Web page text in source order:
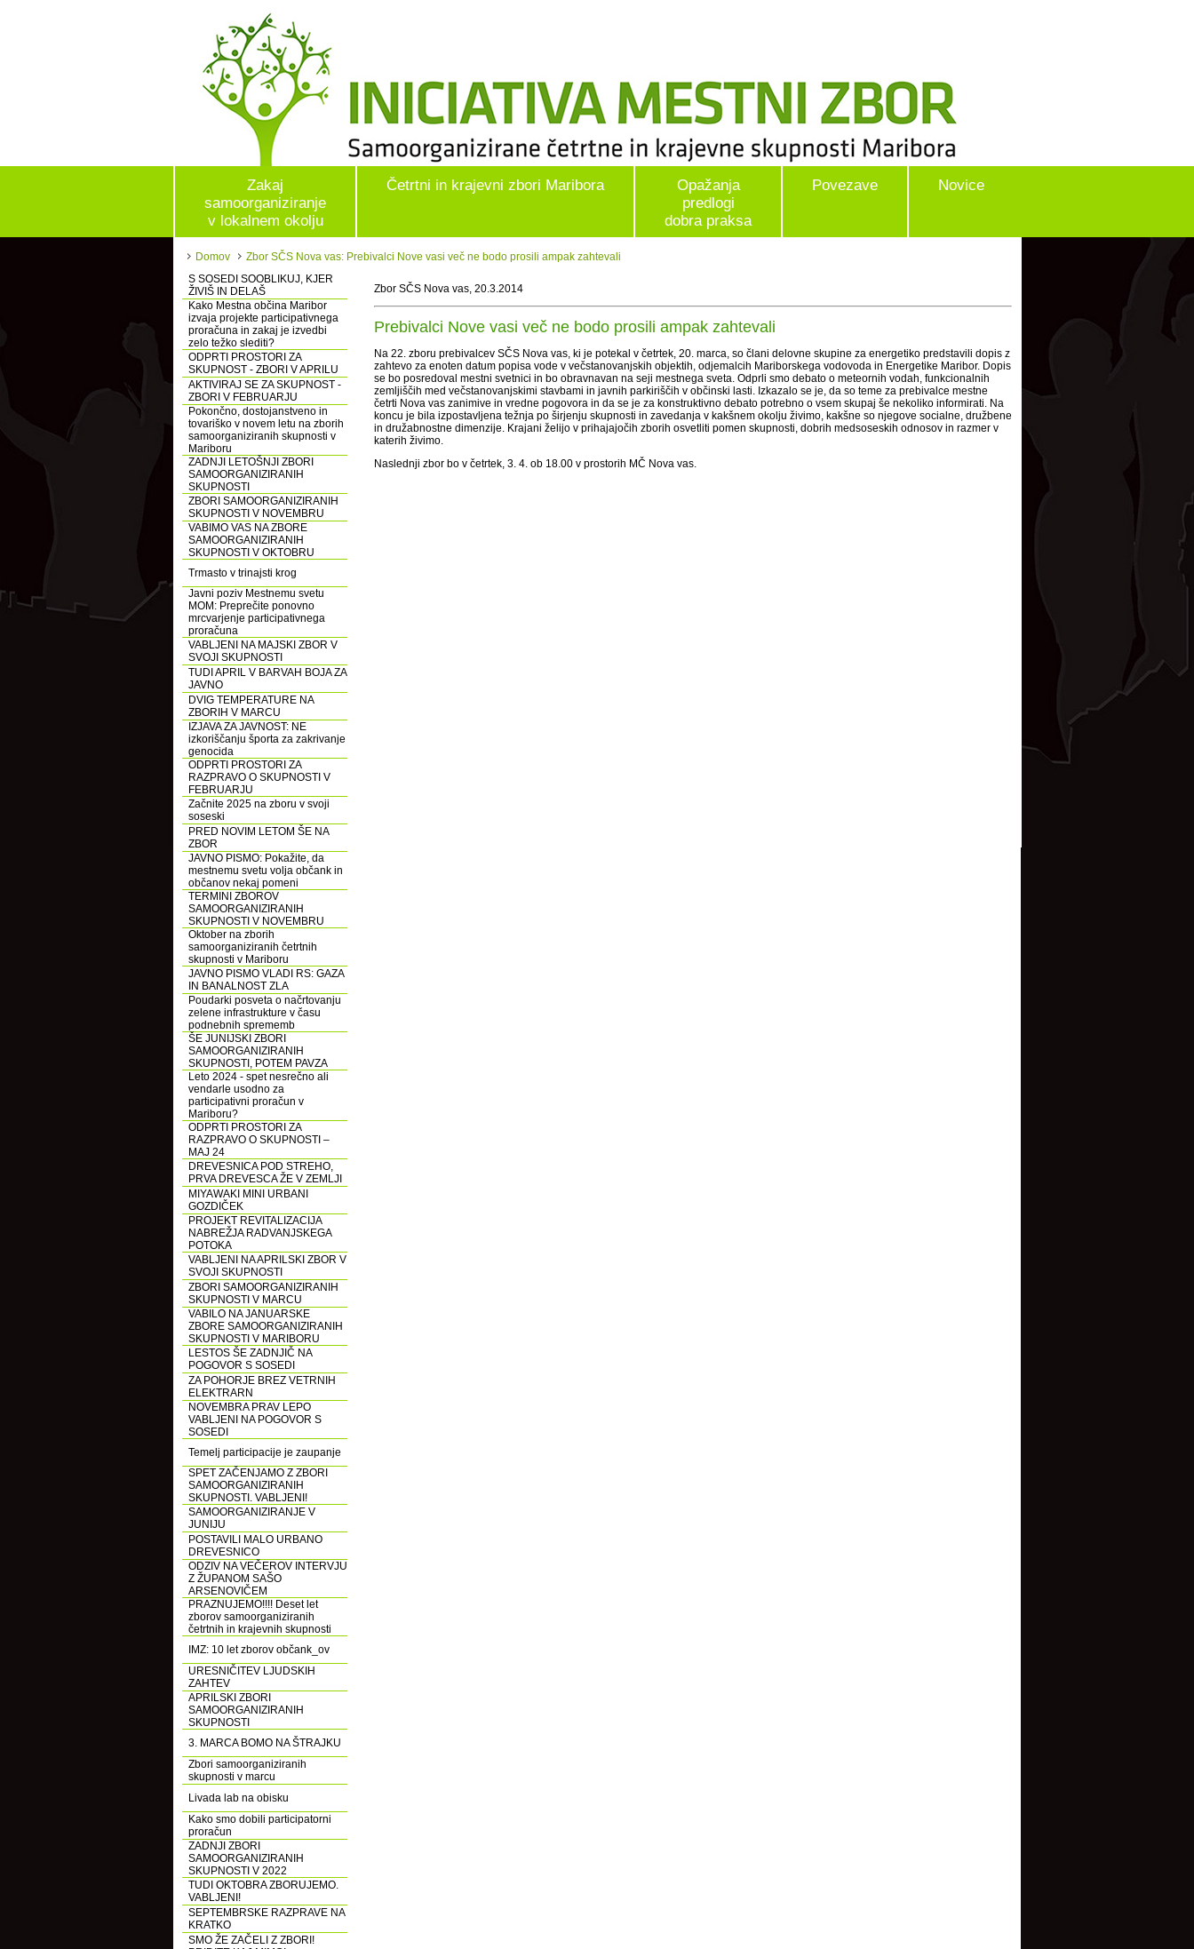
Zakaj
samoorganiziranje
v lokalnem okolju
Četrtni in krajevni zbori Maribora
Opažanja
predlogi
dobra praksa
Povezave Novice
Domov
Zbor SČS Nova vas: Prebivalci Nove vasi več ne bodo prosili ampak zahtevali
S SOSEDI SOOBLIKUJ, KJER
ŽIVIŠ IN DELAŠ
Kako Mestna občina Maribor
izvaja projekte participativnega
proračuna in zakaj je izvedbi
zelo težko slediti?
ODPRTI PROSTORI ZA
SKUPNOST - ZBORI V APRILU
AKTIVIRAJ SE ZA SKUPNOST -
ZBORI V FEBRUARJU
Pokončno, dostojanstveno in
tovariško v novem letu na zborih
samoorganiziranih skupnosti v
Mariboru
ZADNJI LETOŠNJI ZBORI
SAMOORGANIZIRANIH
SKUPNOSTI
ZBORI SAMOORGANIZIRANIH
SKUPNOSTI V NOVEMBRU
VABIMO VAS NA ZBORE
SAMOORGANIZIRANIH
SKUPNOSTI V OKTOBRU
Trmasto v trinajsti krog
Javni poziv Mestnemu svetu
MOM: Preprečite ponovno
mrcvarjenje participativnega
proračuna
VABLJENI NA MAJSKI ZBOR V
SVOJI SKUPNOSTI
TUDI APRIL V BARVAH BOJA ZA
JAVNO
DVIG TEMPERATURE NA
ZBORIH V MARCU
IZJAVA ZA JAVNOST: NE
izkoriščanju športa za zakrivanje
genocida
ODPRTI PROSTORI ZA
RAZPRAVO O SKUPNOSTI V
FEBRUARJU
Začnite 2025 na zboru v svoji
soseski
PRED NOVIM LETOM ŠE NA
ZBOR
JAVNO PISMO: Pokažite, da
mestnemu svetu volja občank in
občanov nekaj pomeni
TERMINI ZBOROV
SAMOORGANIZIRANIH
SKUPNOSTI V NOVEMBRU
Oktober na zborih
samoorganiziranih četrtnih
skupnosti v Mariboru
JAVNO PISMO VLADI RS: GAZA
IN BANALNOST ZLA
Poudarki posveta o načrtovanju
zelene infrastrukture v času
podnebnih sprememb
ŠE JUNIJSKI ZBORI
SAMOORGANIZIRANIH
SKUPNOSTI, POTEM PAVZA
Leto 2024 - spet nesrečno ali
vendarle usodno za
participativni proračun v
Mariboru?
ODPRTI PROSTORI ZA
RAZPRAVO O SKUPNOSTI –
MAJ 24
DREVESNICA POD STREHO,
PRVA DREVESCA ŽE V ZEMLJI
MIYAWAKI MINI URBANI
GOZDIČEK
PROJEKT REVITALIZACIJA
NABREŽJA RADVANJSKEGA
POTOKA
VABLJENI NA APRILSKI ZBOR V
SVOJI SKUPNOSTI
ZBORI SAMOORGANIZIRANIH
SKUPNOSTI V MARCU
VABILO NA JANUARSKE
ZBORE SAMOORGANIZIRANIH
SKUPNOSTI V MARIBORU
LESTOS ŠE ZADNJIČ NA
POGOVOR S SOSEDI
ZA POHORJE BREZ VETRNIH
ELEKTRARN
NOVEMBRA PRAV LEPO
VABLJENI NA POGOVOR S
SOSEDI
Temelj participacije je zaupanje
SPET ZAČENJAMO Z ZBORI
SAMOORGANIZIRANIH
SKUPNOSTI. VABLJENI!
SAMOORGANIZIRANJE V
JUNIJU
POSTAVILI MALO URBANO
DREVESNICO
ODZIV NA VEČEROV INTERVJU
Z ŽUPANOM SAŠO
ARSENOVIČEM
PRAZNUJEMO!!!! Deset let
zborov samoorganiziranih
četrtnih in krajevnih skupnosti
IMZ: 10 let zborov občank_ov
URESNIČITEV LJUDSKIH
ZAHTEV
APRILSKI ZBORI
SAMOORGANIZIRANIH
SKUPNOSTI
3. MARCA BOMO NA ŠTRAJKU
Zbori samoorganiziranih
skupnosti v marcu
Livada lab na obisku
Kako smo dobili participatorni
proračun
ZADNJI ZBORI
SAMOORGANIZIRANIH
SKUPNOSTI V 2022
TUDI OKTOBRA ZBORUJEMO.
VABLJENI!
SEPTEMBRSKE RAZPRAVE NA
KRATKO
SMO ŽE ZAČELI Z ZBORI!
Zbor SČS Nova vas, 20.3.2014
Prebivalci Nove vasi več ne bodo prosili ampak zahtevali
Na 22. zboru prebivalcev SČS Nova vas, ki je potekal v četrtek, 20. marca, so člani delovne skupine za energetiko predstavili dopis z
zahtevo za enoten datum popisa vode v večstanovanjskih objektih, odjemalcih Mariborskega vodovoda in Energetike Maribor. Dopis
se bo posredoval mestni svetnici in bo obravnavan na seji mestnega sveta. Odprli smo debato o meteornih vodah, funkcionalnih
zemljiščih med večstanovanjskimi stavbami in javnih parkiriščih v občinski lasti. Izkazalo se je, da so teme za prebivalce mestne
četrti Nova vas zanimive in vredne pogovora in da se je za konstruktivno debato potrebno o vsem skupaj še nekoliko informirati. Na
koncu je bila izpostavljena težnja po širjenju skupnosti in zavedanja v kakšnem okolju živimo, kakšne so njegove socialne, družbene
in družabnostne dimenzije. Krajani želijo v prihajajočih zborih osvetliti pomen skupnosti, dobrih medsoseskih odnosov in razmer v
katerih živimo.
Naslednji zbor bo v četrtek, 3. 4. ob 18.00 v prostorih MČ Nova vas.